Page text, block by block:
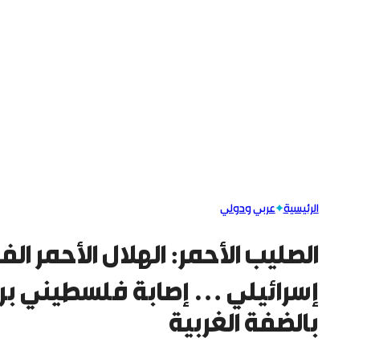
الرئيسية عربي ودولي
الصليب الأحمر: الهلال
بالضفة الغربية